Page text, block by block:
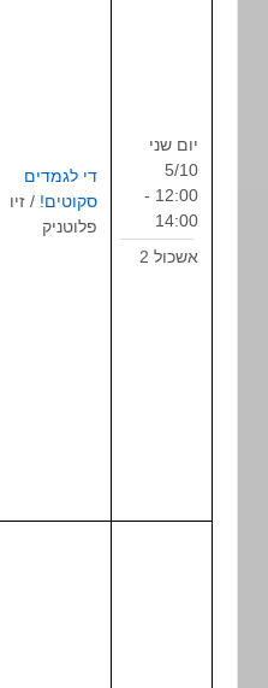
די לגמדים
סקוטים!
/ זיו
פלוטניק